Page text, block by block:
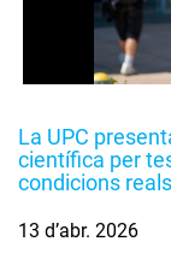
La UPC
científica per
condicions reals
13 d’abr. 2026